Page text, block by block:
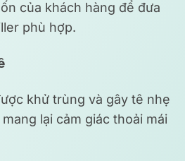
của khách hàng để đưa
phù hợp.
khử trùng và gây tê nhẹ
lại cảm giác thoải mái